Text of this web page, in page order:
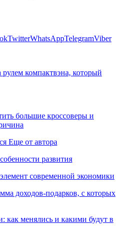
TwitterWhatsAppTelegramViber
компактвэна, который
большие кроссоверы и
Еще от автора
развития
современной экономики
доходов-подарков, с которых
как менялись и какими будут в